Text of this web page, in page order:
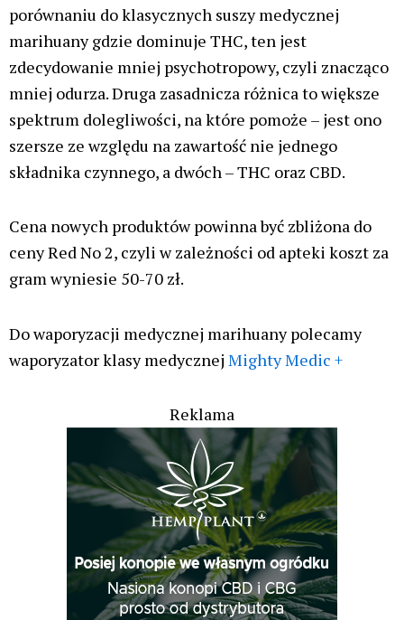
porównaniu do klasycznych suszy medycznej
marihuany gdzie dominuje THC, ten jest
zdecydowanie mniej psychotropowy, czyli znacząco
mniej odurza. Druga zasadnicza różnica to większe
spektrum dolegliwości, na które pomoże – jest ono
szersze ze względu na zawartość nie jednego
składnika czynnego, a dwóch – THC oraz CBD.
Cena nowych produktów powinna być zbliżona do
ceny Red No 2, czyli w zależności od apteki koszt za
gram wyniesie 50-70 zł.
Do waporyzacji medycznej marihuany polecamy
waporyzator klasy medycznej Mighty Medic +
Reklama